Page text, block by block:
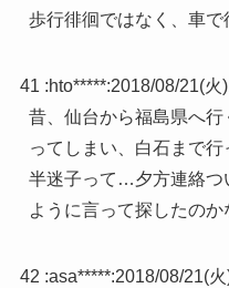
歩行徘徊ではなく、車で
41 :hto*****:2018/08/21(火
昔、仙台から福島県へ
ってしまい、白石まで
半迷子って…夕方連絡つ
ように言って探したのか
42 :asa*****:2018/08/21(